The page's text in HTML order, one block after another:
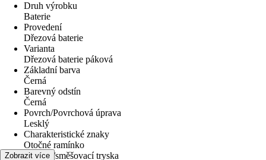
Druh výrobku
Baterie
Provedení
Dřezová baterie
Varianta
Dřezová baterie páková
Základní barva
Černá
Barevný odstín
Černá
Povrch/Povrchová úprava
Lesklý
Charakteristické znaky
Otočné ramínko
Perlátor/směšovací tryska
Zobrazit více